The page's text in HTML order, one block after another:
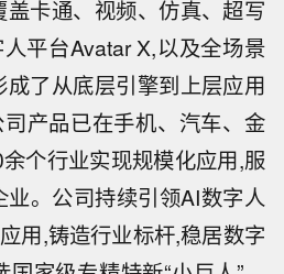
卡通、视频、仿真、超写
平台Avatar X,以及全场景
了从底层引擎到上层应用
产品已在手机、汽车、金
个行业实现规模化应用,服
。公司持续引领AI数字人
用,铸造行业标杆,稳居数字